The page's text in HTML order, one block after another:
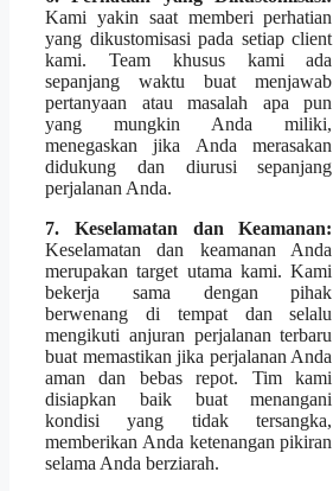
Kami yakin saat memberi perhatian
yang dikustomisasi pada setiap client
kami. Team khusus kami ada
sepanjang waktu buat menjawab
pertanyaan atau masalah apa pun
yang mungkin Anda miliki,
menegaskan jika Anda merasakan
didukung dan diurusi sepanjang
perjalanan Anda.
7. Keselamatan dan Keamanan:
Keselamatan dan keamanan Anda
merupakan target utama kami. Kami
bekerja sama dengan pihak
berwenang di tempat dan selalu
mengikuti anjuran perjalanan terbaru
buat memastikan jika perjalanan Anda
aman dan bebas repot. Tim kami
disiapkan baik buat menangani
kondisi yang tidak tersangka,
memberikan Anda ketenangan pikiran
selama Anda berziarah.